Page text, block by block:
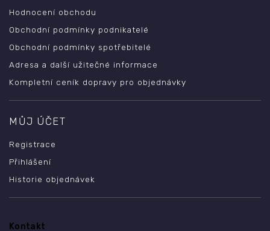
Hodnocení obchodu
Obchodní podmínky podnikatelé
Obchodní podmínky spotřebitelé
Adresa a další užitečné informace
Kompletní ceník dopravy pro objednávky
MŮJ ÚČET
Registrace
Přihlášení
Historie objednávek
Kontakt